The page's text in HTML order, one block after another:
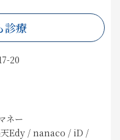
診療
20
ネー
天Edy / nanaco / iD /